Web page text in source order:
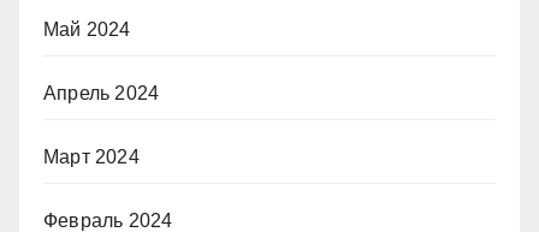
Май 2024
Апрель 2024
Март 2024
Февраль 2024